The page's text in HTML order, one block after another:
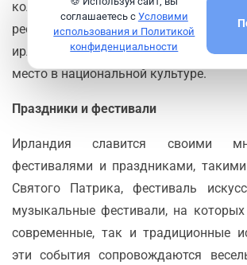
колканнон (пюре из картофеля с
рестораны предлагают не только
ирландское пиво и виски, которые
место в национальной культуре.
Праздники и фестивали
Ирландия славится своими
фестивалями и праздниками,
Святого Патрика, фестиваль
музыкальные фестивали, на
современные, так и традиционные
эти события сопровождаются
соглашаетесь с Условими
использования и Политикой
конфиденциальности